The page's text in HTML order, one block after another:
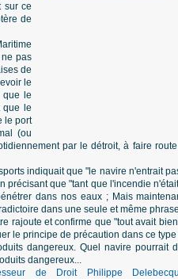
sur ce
de
pas
de
le
que le
que le
le port
(ou
par le détroit, à faire
indiquait que "le navire n'entrait
précisant que "tant que l'incendie
dans nos eaux ; Mais
dans une seule et même
rajoute et confirme que "tout avait
le principe de précaution dans ce
dangereux. Quel navire pourrait
dangereux...
de Droit Philippe